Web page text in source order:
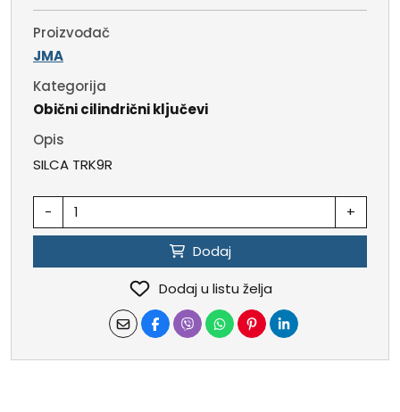
Proizvođač
JMA
Kategorija
Obični cilindrični ključevi
Opis
SILCA TRK9R
- +
Dodaj
Dodaj u listu želja